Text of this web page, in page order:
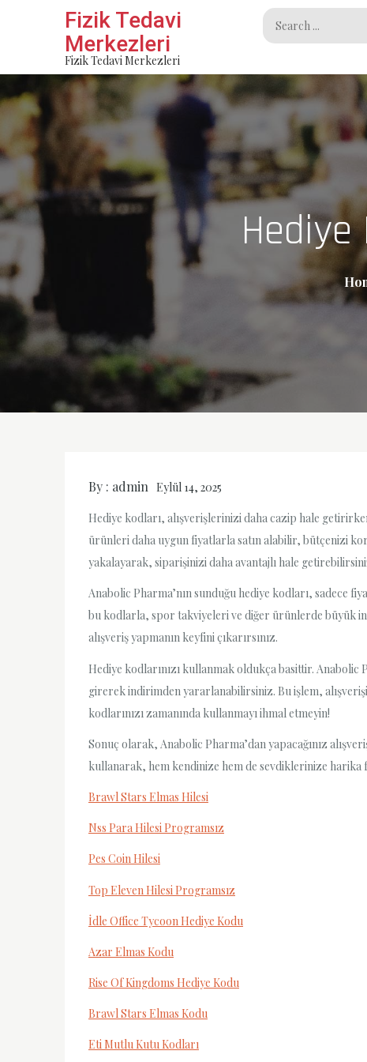
Fizik Tedavi
Merkezleri
Fizik Tedavi Merkezleri
Search
for:
Hediye
By : admin Eylül 14, 2025
Hediye kodları, alışverişlerinizi daha cazip hale
ürünleri daha uygun fiyatlarla satın alabilir, bütçenizi
yakalayarak, siparişinizi daha avantajlı hale
Anabolic Pharma’nın sunduğu hediye kodları, sadece
bu kodlarla, spor takviyeleri ve diğer ürünlerde büyük
alışveriş yapmanın keyfini çıkarırsınız.
Hediye kodlarınızı kullanmak oldukça basittir.
girerek indirimden yararlanabilirsiniz. Bu işlem,
kodlarınızı zamanında kullanmayı ihmal etmeyin!
Sonuç olarak, Anabolic Pharma’dan yapacağınız
kullanarak, hem kendinize hem de sevdiklerinize harika
Brawl Stars Elmas Hilesi
Nss Para Hilesi Programsız
Pes Coin Hilesi
Top Eleven Hilesi Programsız
İdle Office Tycoon Hediye Kodu
Azar Elmas Kodu
Rise Of Kingdoms Hediye Kodu
Brawl Stars Elmas Kodu
Eti Mutlu Kutu Kodları